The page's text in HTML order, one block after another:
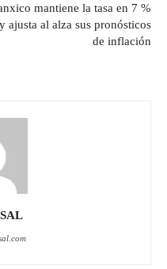
mantiene la tasa en 7 %
y ajusta al alza sus pronósticos
de inflación